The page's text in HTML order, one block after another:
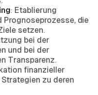
: Etablierung
die
setzen.
bei der
und bei der
Transparenz.
finanzieller
zu deren